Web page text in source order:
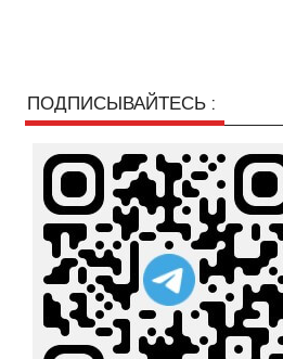
ПОДПИСЫВАЙТЕСЬ :